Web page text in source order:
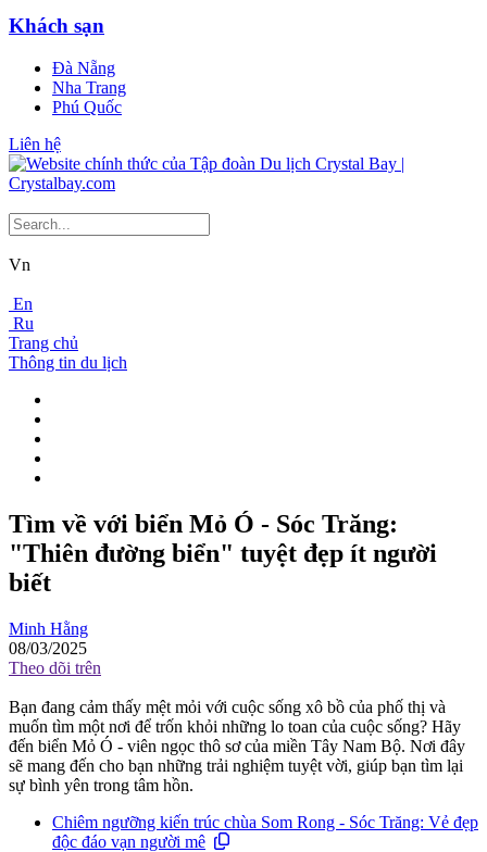
Khách sạn
Đà Nẵng
Nha Trang
Phú Quốc
Liên hệ
Vn
En
Ru
Trang chủ
Thông tin du lịch
Tìm về với biển Mỏ Ó - Sóc Trăng:
"Thiên đường biển" tuyệt đẹp ít người
biết
Minh Hằng
08/03/2025
Theo dõi trên
Bạn đang cảm thấy mệt mỏi với cuộc sống xô bồ của phố thị và
muốn tìm một nơi để trốn khỏi những lo toan của cuộc sống? Hãy
đến biển Mỏ Ó - viên ngọc thô sơ của miền Tây Nam Bộ. Nơi đây
sẽ mang đến cho bạn những trải nghiệm tuyệt vời, giúp bạn tìm lại
sự bình yên trong tâm hồn.
Chiêm ngưỡng kiến trúc chùa Som Rong - Sóc Trăng: Vẻ đẹp
độc đáo vạn người mê